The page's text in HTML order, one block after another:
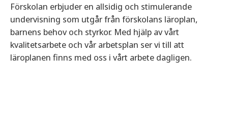
Förskolan erbjuder en allsidig och stimulerande
undervisning som utgår från förskolans läroplan,
barnens behov och styrkor. Med hjälp av vårt
kvalitetsarbete och vår arbetsplan ser vi till att
läroplanen finns med oss i vårt arbete dagligen.